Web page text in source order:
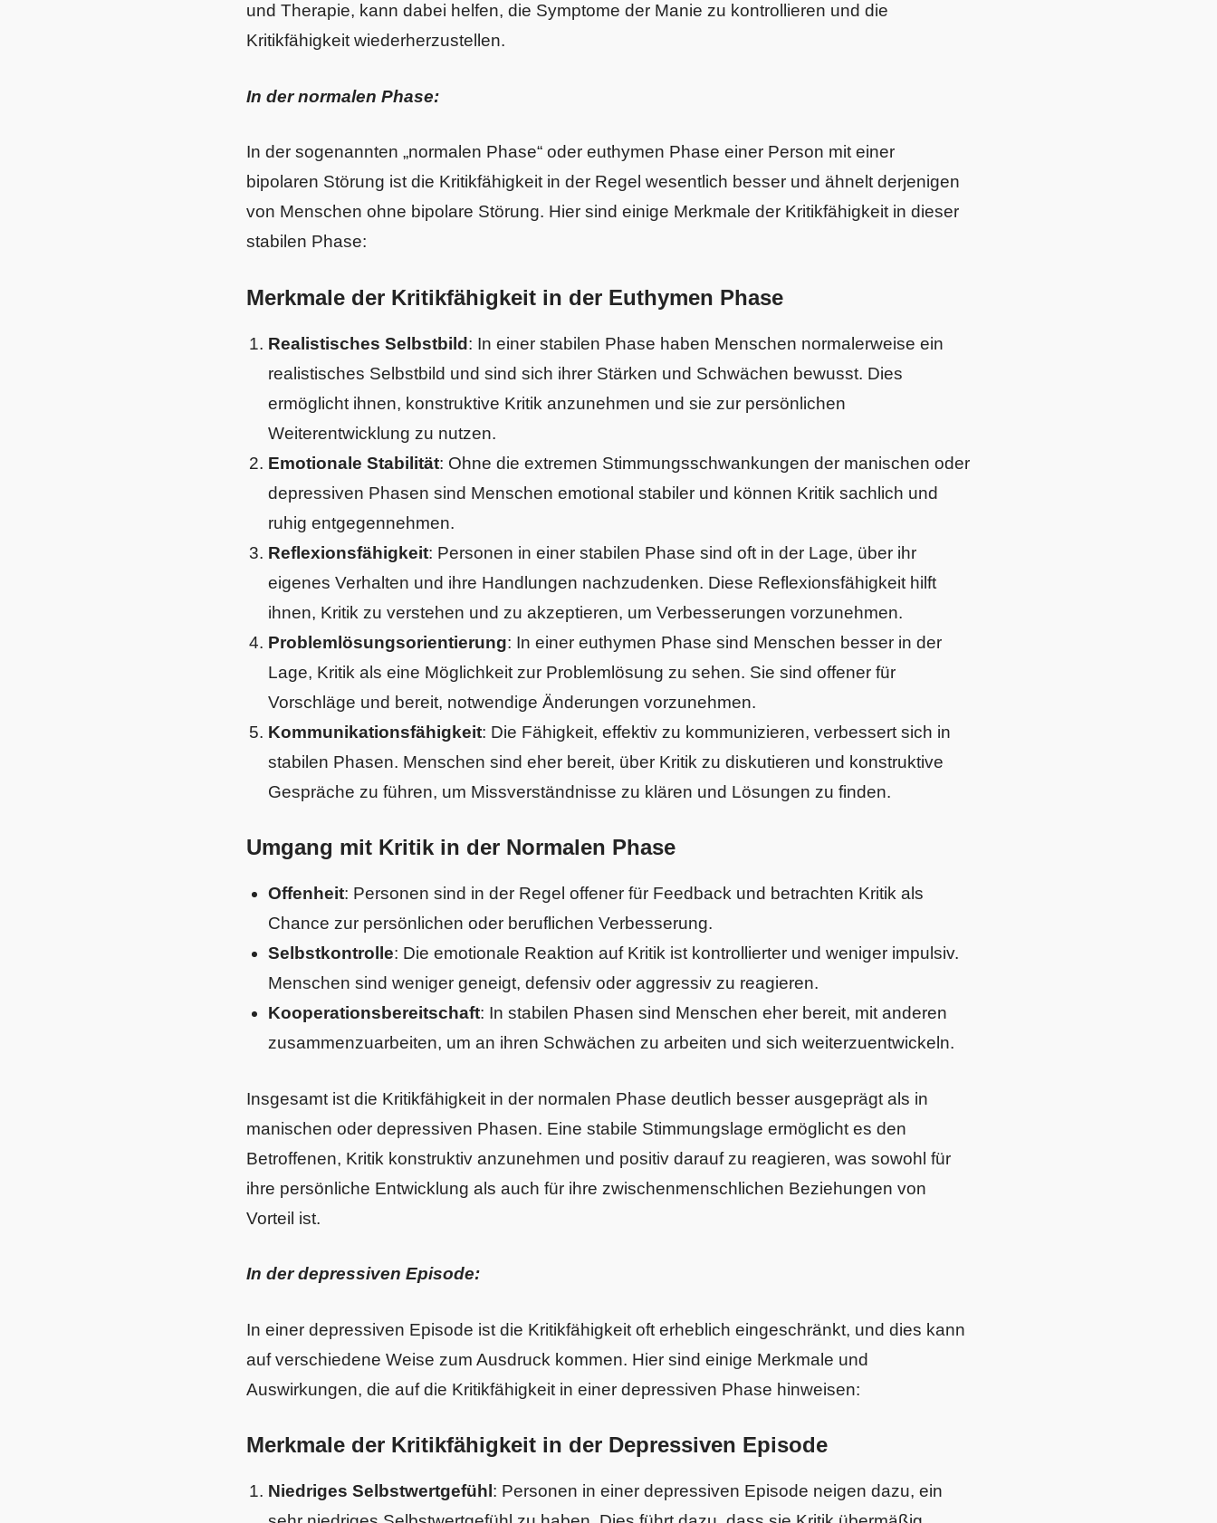
und Therapie, kann dabei helfen, die Symptome der Manie zu kontrollieren und die
Kritikfähigkeit wiederherzustellen.
In der normalen Phase:
In der sogenannten „normalen Phase“ oder euthymen Phase einer Person mit einer
bipolaren Störung ist die Kritikfähigkeit in der Regel wesentlich besser und ähnelt derjenigen
von Menschen ohne bipolare Störung. Hier sind einige Merkmale der Kritikfähigkeit in dieser
stabilen Phase:
Merkmale der Kritikfähigkeit in der Euthymen Phase
Realistisches Selbstbild: In einer stabilen Phase haben Menschen normalerweise ein
realistisches Selbstbild und sind sich ihrer Stärken und Schwächen bewusst. Dies
ermöglicht ihnen, konstruktive Kritik anzunehmen und sie zur persönlichen
Weiterentwicklung zu nutzen.
Emotionale Stabilität: Ohne die extremen Stimmungsschwankungen der manischen oder
depressiven Phasen sind Menschen emotional stabiler und können Kritik sachlich und
ruhig entgegennehmen.
Reflexionsfähigkeit: Personen in einer stabilen Phase sind oft in der Lage, über ihr
eigenes Verhalten und ihre Handlungen nachzudenken. Diese Reflexionsfähigkeit hilft
ihnen, Kritik zu verstehen und zu akzeptieren, um Verbesserungen vorzunehmen.
Problemlösungsorientierung: In einer euthymen Phase sind Menschen besser in der
Lage, Kritik als eine Möglichkeit zur Problemlösung zu sehen. Sie sind offener für
Vorschläge und bereit, notwendige Änderungen vorzunehmen.
Kommunikationsfähigkeit: Die Fähigkeit, effektiv zu kommunizieren, verbessert sich in
stabilen Phasen. Menschen sind eher bereit, über Kritik zu diskutieren und konstruktive
Gespräche zu führen, um Missverständnisse zu klären und Lösungen zu finden.
Umgang mit Kritik in der Normalen Phase
Offenheit: Personen sind in der Regel offener für Feedback und betrachten Kritik als
Chance zur persönlichen oder beruflichen Verbesserung.
Selbstkontrolle: Die emotionale Reaktion auf Kritik ist kontrollierter und weniger impulsiv.
Menschen sind weniger geneigt, defensiv oder aggressiv zu reagieren.
Kooperationsbereitschaft: In stabilen Phasen sind Menschen eher bereit, mit anderen
zusammenzuarbeiten, um an ihren Schwächen zu arbeiten und sich weiterzuentwickeln.
Insgesamt ist die Kritikfähigkeit in der normalen Phase deutlich besser ausgeprägt als in
manischen oder depressiven Phasen. Eine stabile Stimmungslage ermöglicht es den
Betroffenen, Kritik konstruktiv anzunehmen und positiv darauf zu reagieren, was sowohl für
ihre persönliche Entwicklung als auch für ihre zwischenmenschlichen Beziehungen von
Vorteil ist.
In der depressiven Episode:
In einer depressiven Episode ist die Kritikfähigkeit oft erheblich eingeschränkt, und dies kann
auf verschiedene Weise zum Ausdruck kommen. Hier sind einige Merkmale und
Auswirkungen, die auf die Kritikfähigkeit in einer depressiven Phase hinweisen:
Merkmale der Kritikfähigkeit in der Depressiven Episode
Niedriges Selbstwertgefühl : Personen in einer depressiven Episode neigen dazu, ein